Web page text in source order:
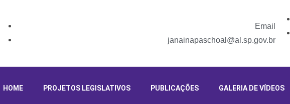
Email
janainapaschoal@al.sp.gov.br
HOME PROJETOS LEGISLATIVOS PUBLICAÇÕES GALERIA DE VÍDEOS